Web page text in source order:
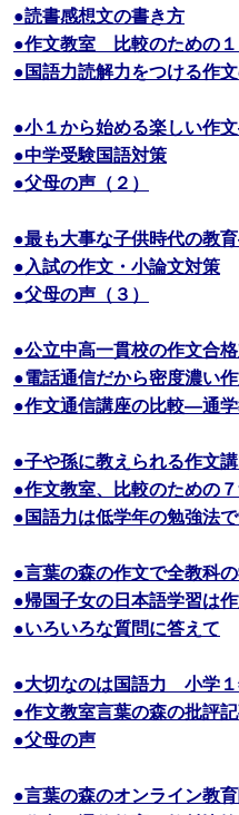
●読書感想文の書き方
●作文教室 比較のための
●国語力読解力をつける作
●小１から始める楽しい作
●中学受験国語対策
●父母の声（２）
●最も大事な子供時代の教
●入試の作文・小論文対策
●父母の声（３）
●公立中高一貫校の作文合
●電話通信だから密度濃い
●作文通信講座の比較―通
●子や孫に教えられる作文
●作文教室、比較のための
●国語力は低学年の勉強法
●言葉の森の作文で全教科
●帰国子女の日本語学習は
●いろいろな質問に答えて
●大切なのは国語力 小学１
●作文教室言葉の森の批評
●父母の声
●言葉の森のオンライン教